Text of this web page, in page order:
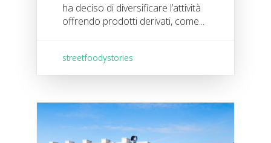
ha deciso di diversificare l’attività
offrendo prodotti derivati, come...
streetfoodystories